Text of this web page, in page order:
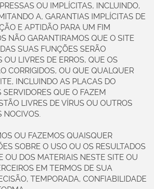
OU IMPLÍCITAS, INCLUINDO,
A, GARANTIAS IMPLÍCITAS DE
E APTIDÃO PARA UM FIM
NÃO GARANTIRAMOS QUE O SITE
SUAS FUNÇÕES SERÃO
OU LIVRES DE ERROS, QUE OS
CORRIGIDOS, OU QUE QUALQUER
INCLUINDO AS PLACAS DO
QUE O FAZEM
LIVRES DE VÍRUS OU OUTROS
NOCIVOS.
OU FAZEMOS QUAISQUER
SOBRE O USO OU OS RESULTADOS
OU DOS MATERIAIS NESTE SITE OU
EM TERMOS DE SUA
TEMPORADA, CONFIABILIDADE